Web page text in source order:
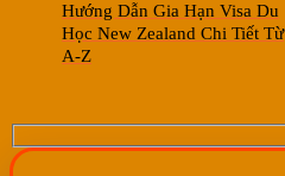
Hướng Dẫn Gia Hạn Visa Du
Học New Zealand Chi Tiết Từ
A-Z